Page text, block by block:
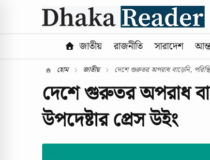
জাতীয় রাজনীতি সারাদেশ
হোম জাতীয় দেশে গুরুতর অপরাধ বাড়েনি,
দেশে গুরুতর অপরাধ
উপদেষ্টার প্রেস উইং